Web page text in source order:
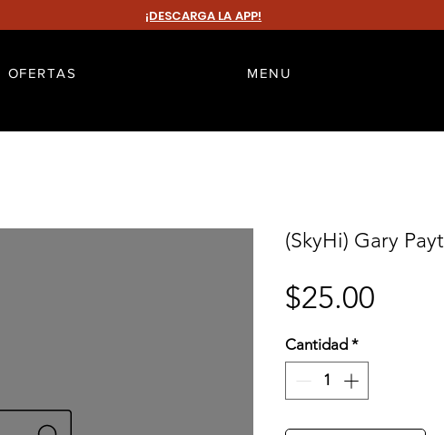
¡DESCARGA LA APP!
OFERTAS MENU
(SkyHi) Gary
$25.00
Cantidad *